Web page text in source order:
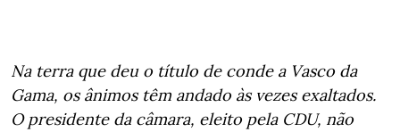
Na terra que deu o título de conde a Vasco da
Gama, os ânimos têm andado às vezes exaltados.
O presidente da câmara, eleito pela CDU, não